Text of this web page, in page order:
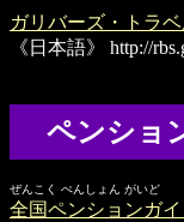
ガリバーズ・トラ
《日本語》
http://
ペンショ
ぜんこく ぺんしょん がいど
全国ペンションガイ